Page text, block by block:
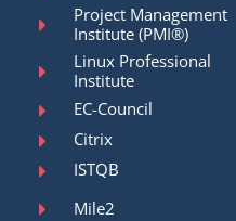
Project Management
Institute (PMI®)
Linux Professional
Institute
EC-Council
Citrix
ISTQB
Mile2